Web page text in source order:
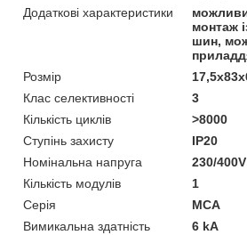
Додаткові характеристики
монтаж
шин,
Розмір
Клас селективності
3
Кількість циклів
>8000
Ступінь захисту
IP20
Номінальна напруга
230/400V
Кількість модулів
1
Серія
MCA
Вимикальна здатність
6 kA